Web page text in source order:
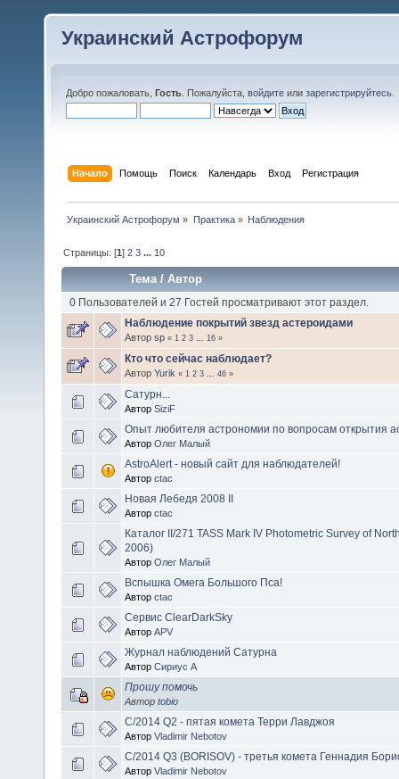
Украинский Астрофорум
Добро пожаловать, Гость . Пожалуйста, войдите или зарегистрируйтесь
Начало Помощь Поиск Календарь Вход Регистрация
Украинский Астрофорум » Практика» Наблюдения
Страницы: [1]2 3 ... 10
Тема/Автор
0 Пользователей и 27 Гостей просматривают этот раздел.
Наблюдение покрытий звезд астероидами
Автор sp « 1 2 3 16 »
Кто что сейчас наблюдает?
Автор Yurik « 1 2 3 46 »
Сатурн...
Автор SiziF
Опыт любителя астрономии по вопросам открытия
Автор Олег Малый
AstroAlert - новый сайт для наблюдателей!
Автор ctac
Новая Лебедя 2008 II
Автор ctac
Каталог II/271 TASS Mark IV Photometric Survey of
2006)
Автор Олег Малый
Вспышка Омега Большого Пса!
Автор ctac
Сервис ClearDarkSky
Автор APV
Журнал наблюдений Сатурна
Автор Сириус А
Прошу помочь
Автор tobio
C/2014 Q2 - пятая комета Терри Лавджоя
Автор Vladimir Nebotov
C/2014 Q3 (BORISOV) - третья комета Геннадия
Автор Vladimir Nebotov